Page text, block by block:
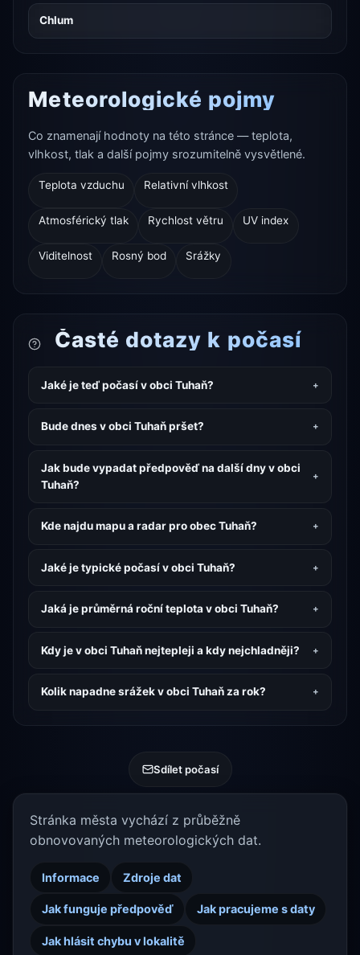
Chlum
Meteorologické pojmy
Co znamenají hodnoty na této stránce — teplota,
vlhkost, tlak a další pojmy srozumitelně vysvětlené.
Teplota vzduchu Relativní vlhkost
Atmosférický tlak Rychlost větru UV index
Viditelnost Rosný bod Srážky
Časté dotazy k počasí
Jaké je teď počasí v obci Tuhaň?
Bude dnes v obci Tuhaň pršet?
Jak bude vypadat předpověď na další dny v obci
Tuhaň?
Kde najdu mapu a radar pro obec Tuhaň?
Jaké je typické počasí v obci Tuhaň?
Jaká je průměrná roční teplota v obci Tuhaň?
Kdy je v obci Tuhaň nejtepleji a kdy nejchladněji?
Kolik napadne srážek v obci Tuhaň za rok?
Sdílet počasí
Stránka města vychází z průběžně
obnovovaných meteorologických dat.
Informace Zdroje dat
Jak funguje předpověď Jak pracujeme s daty
Jak hlásit chybu v lokalitě